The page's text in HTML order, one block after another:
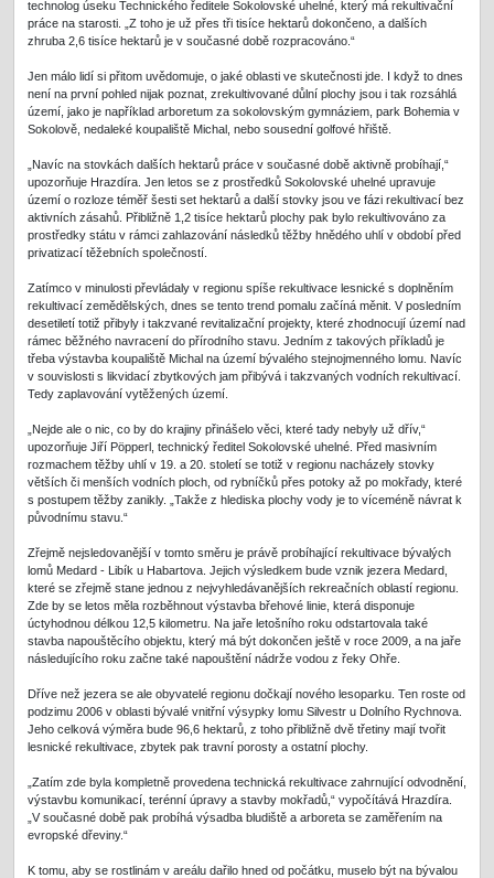
technolog úseku Technického ředitele Sokolovské uhelné, který má rekultivační
práce na starosti. „Z toho je už přes tři tisíce hektarů dokončeno, a dalších
zhruba 2,6 tisíce hektarů je v současné době rozpracováno.“
Jen málo lidí si přitom uvědomuje, o jaké oblasti ve skutečnosti jde. I když to dnes
není na první pohled nijak poznat, zrekultivované důlní plochy jsou i tak rozsáhlá
území, jako je například arboretum za sokolovským gymnáziem, park Bohemia v
Sokolově, nedaleké koupaliště Michal, nebo sousední golfové hřiště.
„Navíc na stovkách dalších hektarů práce v současné době aktivně probíhají,“
upozorňuje Hrazdíra. Jen letos se z prostředků Sokolovské uhelné upravuje
území o rozloze téměř šesti set hektarů a další stovky jsou ve fázi rekultivací bez
aktivních zásahů. Přibližně 1,2 tisíce hektarů plochy pak bylo rekultivováno za
prostředky státu v rámci zahlazování následků těžby hnědého uhlí v období před
privatizací těžebních společností.
Zatímco v minulosti převládaly v regionu spíše rekultivace lesnické s doplněním
rekultivací zemědělských, dnes se tento trend pomalu začíná měnit. V posledním
desetiletí totiž přibyly i takzvané revitalizační projekty, které zhodnocují území nad
rámec běžného navracení do přírodního stavu. Jedním z takových příkladů je
třeba výstavba koupaliště Michal na území bývalého stejnojmenného lomu. Navíc
v souvislosti s likvidací zbytkových jam přibývá i takzvaných vodních rekultivací.
Tedy zaplavování vytěžených území.
„Nejde ale o nic, co by do krajiny přinášelo věci, které tady nebyly už dřív,“
upozorňuje Jiří Pöpperl, technický ředitel Sokolovské uhelné. Před masivním
rozmachem těžby uhlí v 19. a 20. století se totiž v regionu nacházely stovky
větších či menších vodních ploch, od rybníčků přes potoky až po mokřady, které
s postupem těžby zanikly. „Takže z hlediska plochy vody je to víceméně návrat k
původnímu stavu.“
Zřejmě nejsledovanější v tomto směru je právě probíhající rekultivace bývalých
lomů Medard - Libík u Habartova. Jejich výsledkem bude vznik jezera Medard,
které se zřejmě stane jednou z nejvyhledávanějších rekreačních oblastí regionu.
Zde by se letos měla rozběhnout výstavba břehové linie, která disponuje
úctyhodnou délkou 12,5 kilometru. Na jaře letošního roku odstartovala také
stavba napouštěcího objektu, který má být dokončen ještě v roce 2009, a na jaře
následujícího roku začne také napouštění nádrže vodou z řeky Ohře.
Dříve než jezera se ale obyvatelé regionu dočkají nového lesoparku. Ten roste od
podzimu 2006 v oblasti bývalé vnitřní výsypky lomu Silvestr u Dolního Rychnova.
Jeho celková výměra bude 96,6 hektarů, z toho přibližně dvě třetiny mají tvořit
lesnické rekultivace, zbytek pak travní porosty a ostatní plochy.
„Zatím zde byla kompletně provedena technická rekultivace zahrnující odvodnění,
výstavbu komunikací, terénní úpravy a stavby mokřadů,“ vypočítává Hrazdíra.
„V současné době pak probíhá výsadba bludiště a arboreta se zaměřením na
evropské dřeviny.“
K tomu, aby se rostlinám v areálu dařilo hned od počátku, muselo být na bývalou